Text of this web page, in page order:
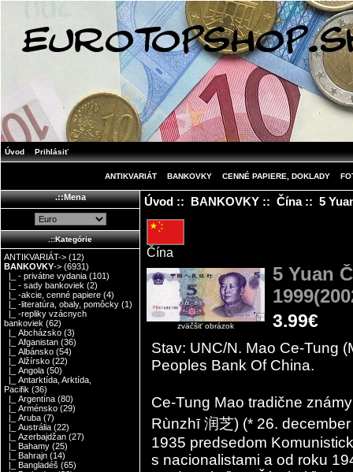
Úvod Prihlásiť
ANTIKVARIÁT BANKOVKY CENNÉ PAPIERE, DOKLADY
.::Mena
.::Kategórie
ANTIKVARIÁT-> (12)
BANKOVKY-> (6931)
|_ - privátne vydania (101)
|_ - sady bankoviek (2)
|_ -akcie, cenné papiere (4)
|_ -literatúra, obaly, pomôcky (1)
|_ -repliky vzácnych
bankoviek (62)
|_ Abcházsko (3)
|_ Afganistan (36)
|_ Albánsko (54)
|_ Alžírsko (22)
|_ Angola (50)
|_ Antarktída, Arktída,
Pacifik (36)
|_ Argentína (80)
|_ Arménsko (29)
|_ Aruba (7)
|_ Austrália (22)
|_ Azerbajdžan (27)
|_ Bahamy (25)
|_ Bahrajn (14)
|_ Bangladéš (65)
Úvod:: BANKOVKY:: Čína:: 5
Čína
zväčšiť obrázok
5 Yuan
3.99€
Stav: UNC/N. Mao Ce-Tung
Peoples Bank Of China.
Ce-Tung Mao tradične
Rùnzhī 润芝) (* 26.
1935 predsedom
s nacionalistami a od roku